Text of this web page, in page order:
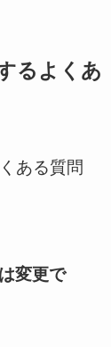
るよくあ
ある質問
変更で